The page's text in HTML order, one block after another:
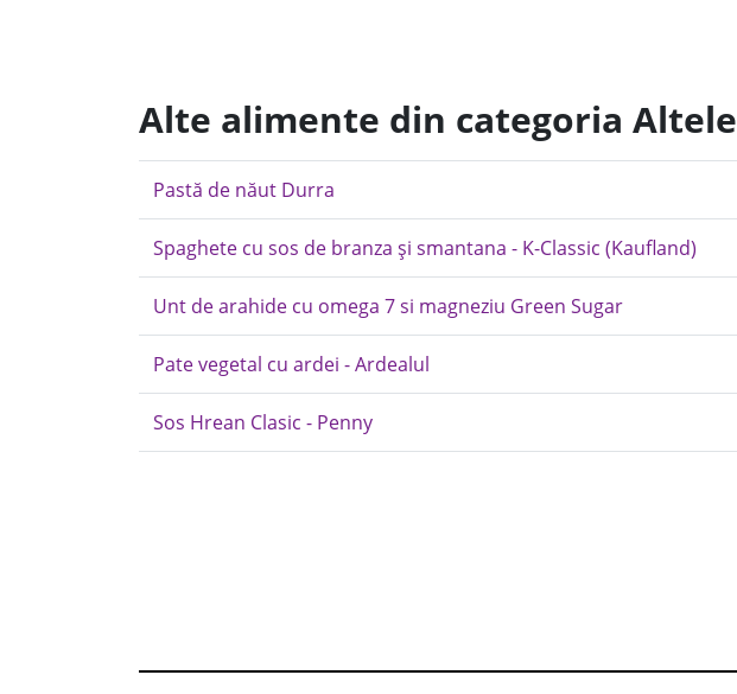
Alte alimente din categoria Altele
Pastă de năut Durra
Spaghete cu sos de branza și smantana - K-Classic (Kaufland)
Unt de arahide cu omega 7 si magneziu Green Sugar
Pate vegetal cu ardei - Ardealul
Sos Hrean Clasic - Penny